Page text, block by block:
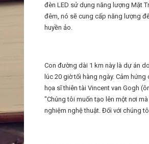
đèn LED sử dụng năng lượng Mặt
đêm, nó sẽ cung cấp năng lượng
huyền ảo.
Con đường dài 1 km này là dự án
lúc 20 giờ tối hàng ngày. Cảm
họa sĩ thiên tài Vincent van Gogh
"Chúng tôi muốn tạo lên một nơi
nghiệm nghệ thuật. Đối với chúng